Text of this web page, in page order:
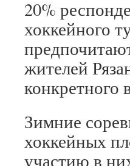
20%
хоккейного
жителей
конкретного
Зимние
хоккейных
участию в